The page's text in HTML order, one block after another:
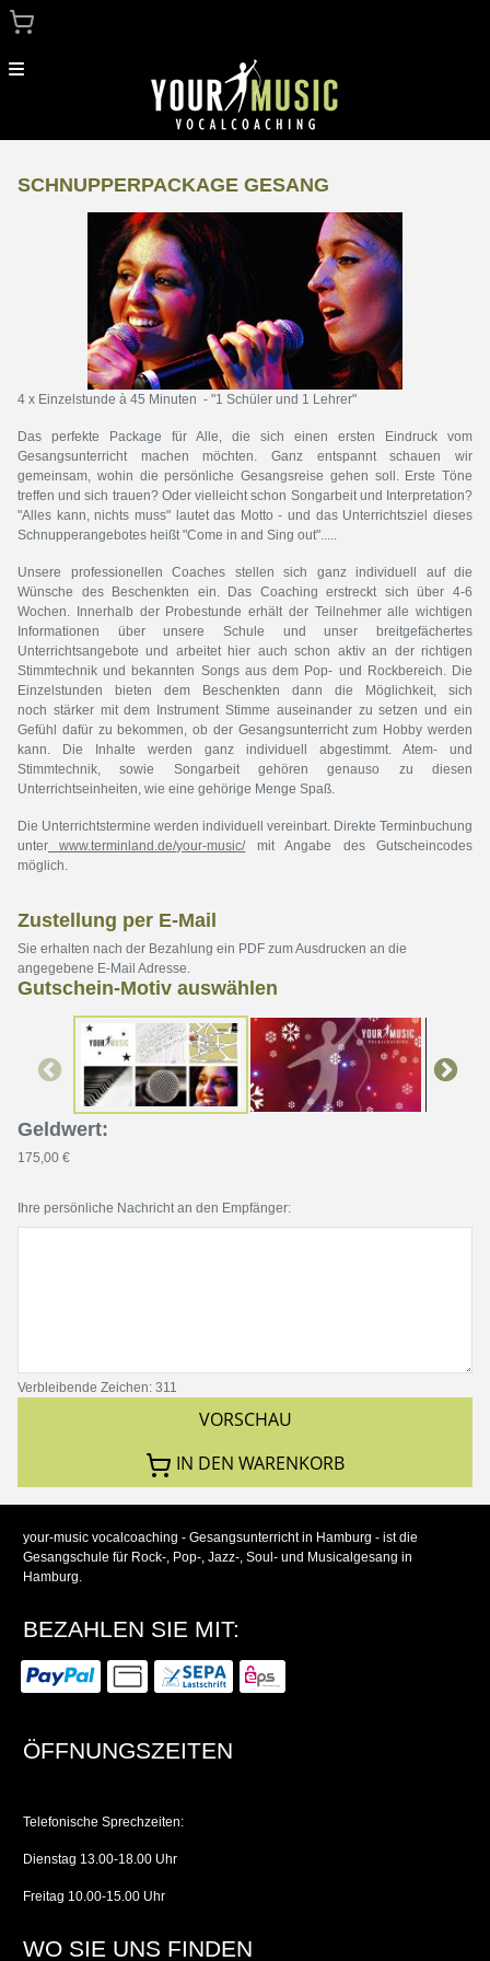
Menu
Tickets Für Workshops & Kurse
Zurück Zur Homepage
SCHNUPPERPACKAGE GESANG
4 x Einzelstunde à 45 Minuten - "1 Schüler und 1 Lehrer"
Das perfekte Package für Alle, die sich einen ersten Eindruck vom
Gesangsunterricht machen möchten. Ganz entspannt schauen wir
gemeinsam, wohin die persönliche Gesangsreise gehen soll. Erste Töne
treffen und sich trauen? Oder vielleicht schon Songarbeit und Interpretation?
"Alles kann, nichts muss" lautet das Motto - und das Unterrichtsziel dieses
Schnupperangebotes heißt "Come in and Sing out".....
Unsere professionellen Coaches stellen sich ganz individuell auf die
Wünsche des Beschenkten ein. Das Coaching erstreckt sich über 4-6
Wochen. Innerhalb der Probestunde erhält der Teilnehmer alle wichtigen
Informationen über unsere Schule und unser breitgefächertes
Unterrichtsangebote und arbeitet hier auch schon aktiv an der richtigen
Stimmtechnik und bekannten Songs aus dem Pop- und Rockbereich. Die
Einzelstunden bieten dem Beschenkten dann die Möglichkeit, sich
noch stärker mit dem Instrument Stimme auseinander zu setzen und ein
Gefühl dafür zu bekommen, ob der Gesangsunterricht zum Hobby werden
kann. Die Inhalte werden ganz individuell abgestimmt. Atem- und
Stimmtechnik, sowie Songarbeit gehören genauso zu diesen
Unterrichtseinheiten, wie eine gehörige Menge Spaß.
Die Unterrichtstermine werden individuell vereinbart. Direkte Terminbuchung
unter www.terminland.de/your-music/mit Angabe des Gutscheincodes
möglich.
Zustellung per E-Mail
Sie erhalten nach der Bezahlung ein PDF zum Ausdrucken an die
angegebene E-Mail Adresse.
Gutschein-Motiv auswählen
Geldwert:
175,00 €
Ihre persönliche Nachricht an den Empfänger:
Verbleibende Zeichen: 311
VORSCHAU
IN DEN WARENKORB
your-music vocalcoaching - Gesangsunterricht in Hamburg - ist die
Gesangschule für Rock-, Pop-, Jazz-, Soul- und Musicalgesang in
Hamburg.
BEZAHLEN SIE MIT:
ÖFFNUNGSZEITEN
Telefonische Sprechzeiten:
Dienstag 13.00-18.00 Uhr
Freitag 10.00-15.00 Uhr
WO SIE UNS FINDEN